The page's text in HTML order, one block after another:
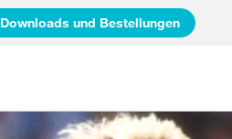
Downloads und Bestellungen